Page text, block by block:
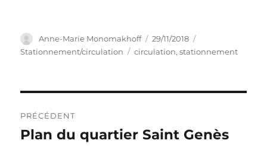
Auteur
Anne-Marie Monomakhoff
Publié
le
29/11/2018
Stationnement/circulation
Étiquettes
circulation,stationnement
de
PRÉCÉDENT
Publication
Plan du quartier Saint Genès